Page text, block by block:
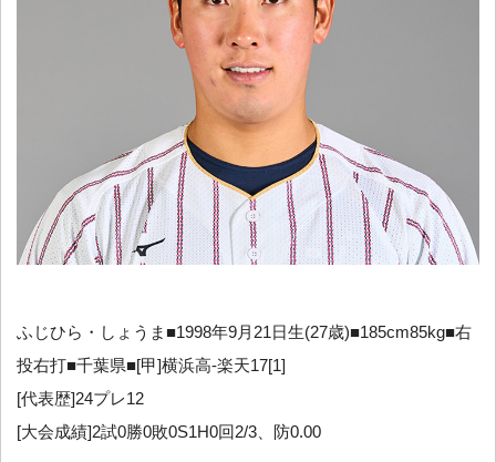
ふじひら・しょうま■1998年9月21日生(27歳)■185cm85kg■右
投右打■千葉県■[甲]横浜高-楽天17[1]
[代表歴]24プレ12
[大会成績]2試0勝0敗0S1H0回2/3、防0.00